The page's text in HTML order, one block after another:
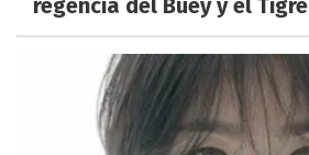
regencia del Buey y el Tigre